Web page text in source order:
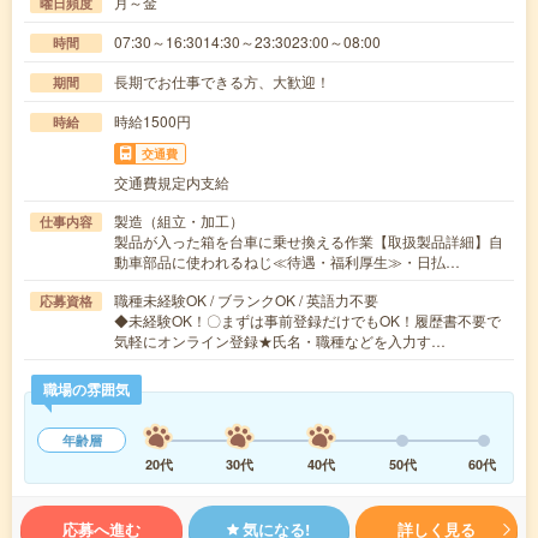
時間 07:30～16:3014:30～23:3023:00～08:00
期間 長期でお仕事できる方、大歓迎！
時給 時給1500円
交通費
交通費規定内支給
仕事内容
製造（組立・加工）
製品が入った箱を台車に乗せ換える作業【取扱製品詳細】自
動車部品に使われるねじ≪待遇・福利厚生≫・日払…
応募資格
職種未経験OK / ブランクOK / 英語力不要
◆未経験OK！〇まずは事前登録だけでもOK！履歴書不要で
気軽にオンライン登録★氏名・職種などを入力す…
職場の雰囲気
年齢層
20代
30代 40代 50代 60代
応募へ進む 気になる! 詳しく見る